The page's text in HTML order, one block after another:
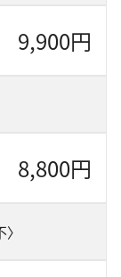
9,900円
8,800円